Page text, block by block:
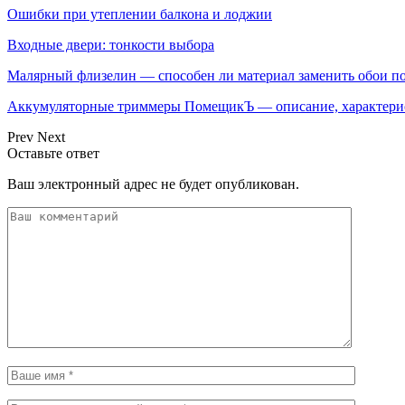
Ошибки при утеплении балкона и лоджии
Входные двери: тонкости выбора
Малярный флизелин — способен ли материал заменить обои
Аккумуляторные триммеры ПомещикЪ — описание,
Prev Next
Оставьте ответ
Ваш электронный адрес не будет опубликован.